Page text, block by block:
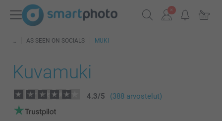
AS SEEN ON SOCIALS MUKI
Kuvamuki
4.3/5 (388 arvostelut)